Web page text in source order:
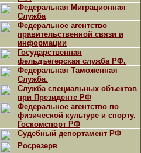
Федеральная Миграционная
Служба
Федеральное агентство
правительственной связи и
информации
Государственная
фельдъегерская служба РФ.
Федеральная Таможенная
Служба.
Служба специальных объектов
при Президенте РФ
Федеральное агентство по
физической культуре и спорту.
Госкомспорт РФ
Судебный депортамент РФ
Росрезерв